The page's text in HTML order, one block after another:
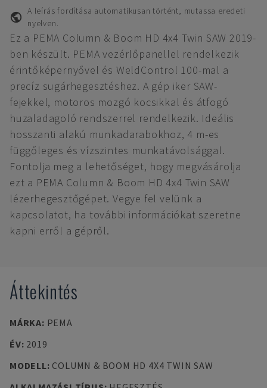
A leírás fordítása automatikusan történt, mutassa eredeti
nyelven.
Ez a PEMA Column & Boom HD 4x4 Twin SAW 2019-
ben készült. PEMA vezérlőpanellel rendelkezik
érintőképernyővel és WeldControl 100-mal a
precíz sugárhegesztéshez. A gép iker SAW-
fejekkel, motoros mozgó kocsikkal és átfogó
huzaladagoló rendszerrel rendelkezik. Ideális
hosszanti alakú munkadarabokhoz, 4 m-es
függőleges és vízszintes munkatávolsággal.
Fontolja meg a lehetőséget, hogy megvásárolja
ezt a PEMA Column & Boom HD 4x4 Twin SAW
lézerhegesztőgépet. Vegye fel velünk a
kapcsolatot, ha további információkat szeretne
kapni erről a gépről.
Áttekintés
MÁRKA: PEMA
ÉV: 2019
MODELL: COLUMN & BOOM HD 4X4 TWIN SAW